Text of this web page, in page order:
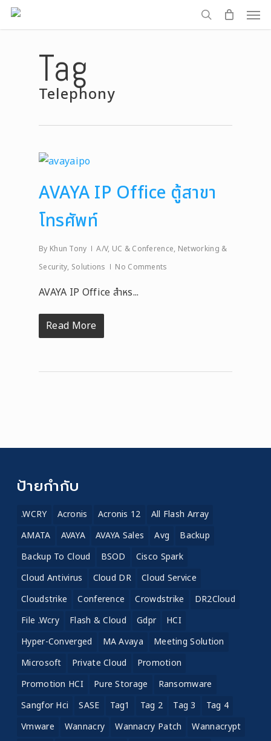
Skip
to
search
Tag
Telephony
AVAYA IP Office ตู้สาขา
โทรศัพท์
By Khun Tony A/V, UC & Conference, Networking &
Security, Solutions No Comments
AVAYA IP Office สำหร...
Read More
ป้ายกำกับ
.WCRY Acronis Acronis 12
All Flash Array
AMATA
AVAYA AVAYA Sales Avg
Backup
Backup To Cloud
BSOD
Cisco Spark
Cloud Antivirus
Cloud DR
Cloud Service
Cloudstrike
Conference Crowdstrike
DR2Cloud
File .wcry
Flash & Cloud Gdpr
HCI
Hyper-Converged
MA Avaya
Meeting Solution
Microsoft
Private Cloud
Promotion
Promotion HCI
Pure Storage
Ransomware
Sangfor Hci
SASE Tag1 Tag 2 Tag 3
Tag 4
Vmware
Wannacry Wannacry Patch
Wannacrypt